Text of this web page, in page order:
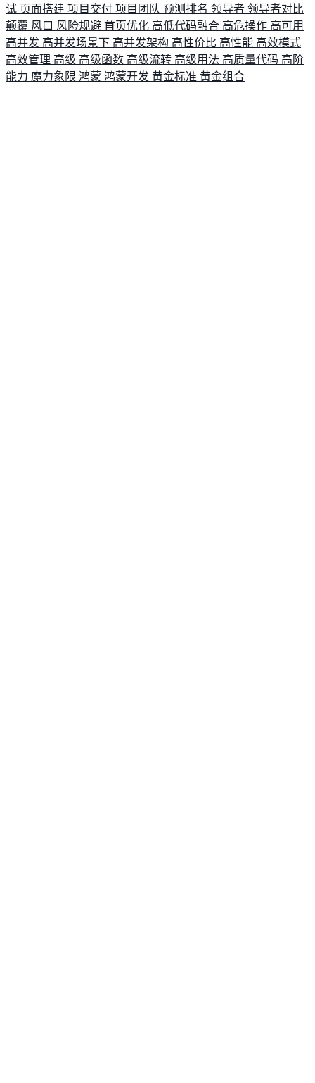
试 页面搭建 项目交付 项目团队 预测排名 领导者 领导者对比
颠覆 风口 风险规避 首页优化 高低代码融合 高危操作 高可用
高并发 高并发场景下 高并发架构 高性价比 高性能 高效模式
高效管理 高级 高级函数 高级流转 高级用法 高质量代码 高阶
能力 魔力象限 鸿蒙 鸿蒙开发 黄金标准 黄金组合